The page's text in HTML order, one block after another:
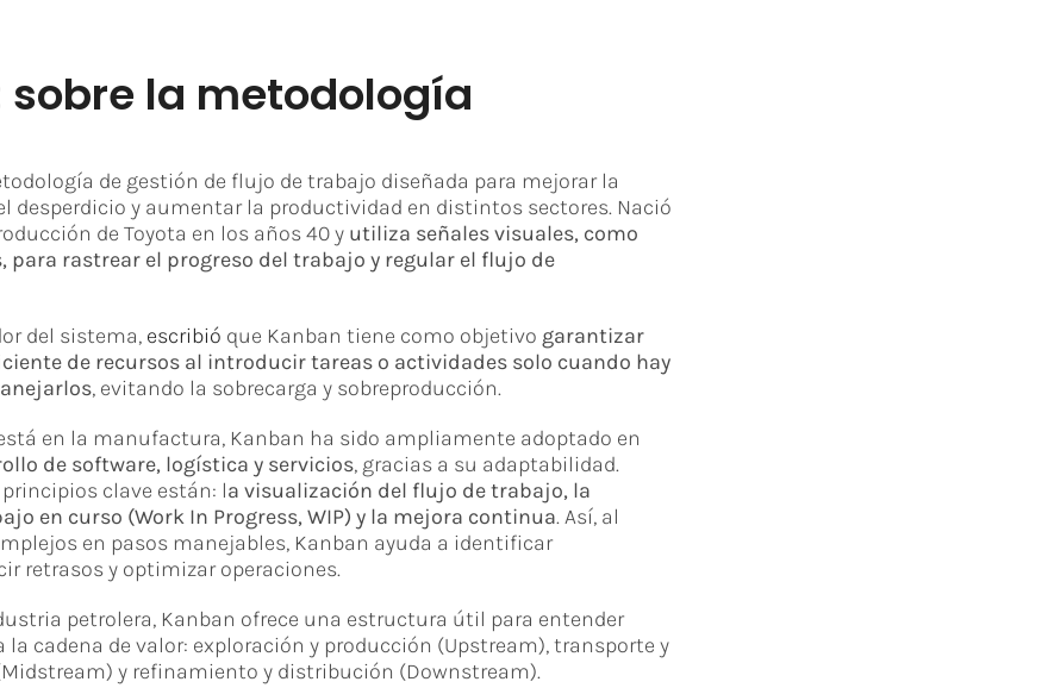
sobre la metodología
de gestión de flujo de trabajo diseñada para mejorar la
desperdicio y aumentar la productividad en distintos sectores. Nació
de Toyota en los años 40 y utiliza señales visuales, como
para rastrear el progreso del trabajo y regular el flujo de
del sistema, escribió que Kanban tiene como objetivo garantizar
de recursos al introducir tareas o actividades solo cuando hay
, evitando la sobrecarga y sobreproducción.
en la manufactura, Kanban ha sido ampliamente adoptado en
de software, logística y servicios, gracias a su adaptabilidad.
clave están: la visualización del flujo de trabajo, la
en curso (Work In Progress, WIP) y la mejora continua. Así, al
en pasos manejables, Kanban ayuda a identificar
retrasos y optimizar operaciones.
petrolera, Kanban ofrece una estructura útil para entender
la cadena de valor: exploración y producción (Upstream), transporte y
y refinamiento y distribución (Downstream).